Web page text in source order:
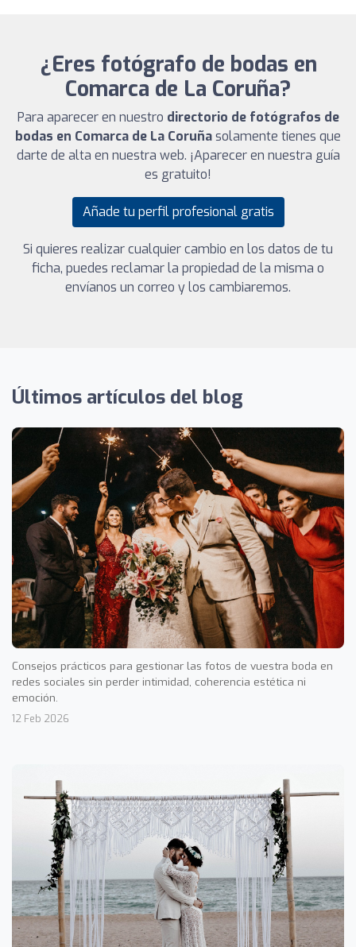
¿Eres fotógrafo de bodas en
Comarca de La Coruña?
Para aparecer en nuestro directorio de fotógrafos de
bodas en Comarca de La Coruñasolamente tienes que
darte de alta en nuestra web. ¡Aparecer en nuestra guía
es gratuito!
Añade tu perfil profesional gratis
Si quieres realizar cualquier cambio en los datos de tu
ficha, puedes reclamar la propiedad de la misma o
envíanos un correo y los cambiaremos.
Últimos artículos del blog
Consejos prácticos para gestionar las fotos de vuestra boda en
redes sociales sin perder intimidad, coherencia estética ni
emoción.
12 Feb 2026